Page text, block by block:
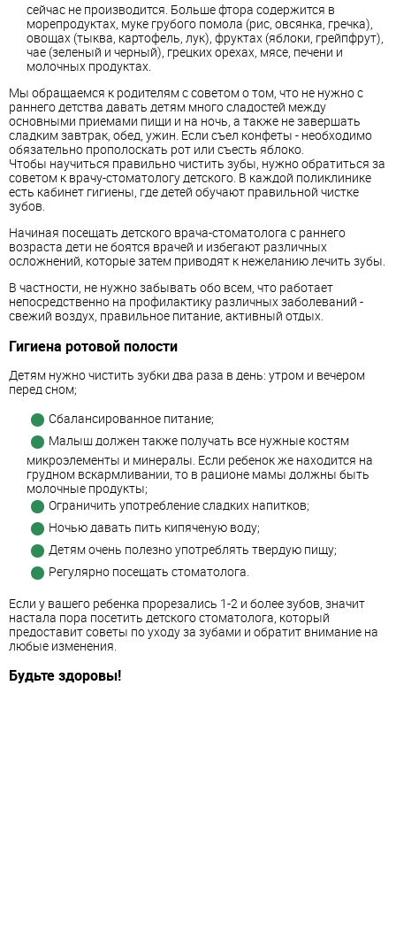
сейчас не производится. Больше фтора содержится в
морепродуктах, муке грубого помола (рис, овсянка, гречка),
овощах (тыква, картофель, лук), фруктах (яблоки, грейпфрут),
чае (зеленый и черный), грецких орехах, мясе, печени и
молочных продуктах.
Мы обращаемся к родителям с советом о том, что не нужно с
раннего детства давать детям много сладостей между
основными приемами пищи и на ночь, а также не завершать
сладким завтрак, обед, ужин. Если съел конфеты - необходимо
обязательно прополоскать рот или съесть яблоко.
Чтобы научиться правильно чистить зубы, нужно обратиться за
советом к врачу-стоматологу детского. В каждой поликлинике
есть кабинет гигиены, где детей обучают правильной чистке
зубов.
Начиная посещать детского врача-стоматолога с раннего
возраста дети не боятся врачей и избегают различных
осложнений, которые затем приводят к нежеланию лечить зубы.
В частности, не нужно забывать обо всем, что работает
непосредственно на профилактику различных заболеваний -
свежий воздух, правильное питание, активный отдых.
Гигиена ротовой полости
Детям нужно чистить зубки два раза в день: утром и вечером
перед сном;
Сбалансированное питание;
Малыш должен также получать все нужные костям
микроэлементы и минералы. Если ребенок же находится на
грудном вскармливании, то в рационе мамы должны быть
молочные продукты;
Ограничить употребление сладких напитков;
Ночью давать пить кипяченую воду;
Детям очень полезно употреблять твердую пищу;
Регулярно посещать стоматолога.
Если у вашего ребенка прорезались 1-2 и более зубов, значит
настала пора посетить детского стоматолога, который
предоставит советы по уходу за зубами и обратит внимание на
любые изменения.
Будьте здоровы!